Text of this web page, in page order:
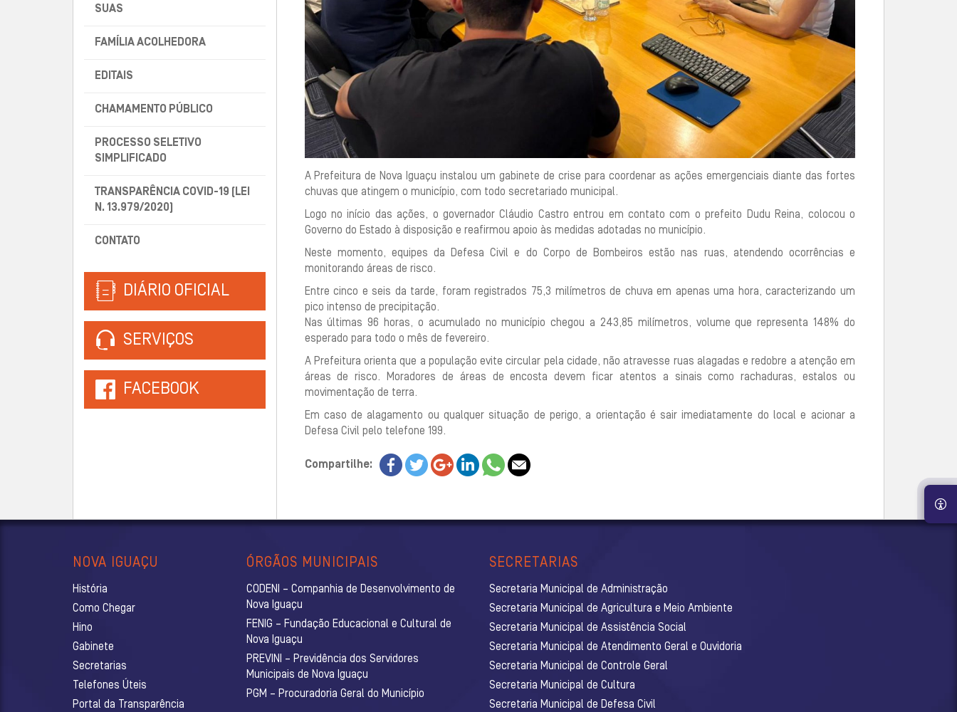
SUAS
FAMÍLIA ACOLHEDORA
EDITAIS
CHAMAMENTO PÚBLICO
PROCESSO SELETIVO
SIMPLIFICADO
TRANSPARÊNCIA COVID-19 (LEI
N. 13.979/2020)
CONTATO
DIÁRIO OFICIAL
SERVIÇOS
FACEBOOK
A Prefeitura de Nova Iguaçu instalou um gabinete de crise para coordenar as ações emergenciais diante das fortes
chuvas que atingem o município, com todo secretariado municipal.
Logo no início das ações, o governador Cláudio Castro entrou em contato com o prefeito Dudu Reina, colocou o
Governo do Estado à disposição e reafirmou apoio às medidas adotadas no município.
Neste momento, equipes da Defesa Civil e do Corpo de Bombeiros estão nas ruas, atendendo ocorrências e
monitorando áreas de risco.
Entre cinco e seis da tarde, foram registrados 75,3 milímetros de chuva em apenas uma hora, caracterizando um
pico intenso de precipitação.
Nas últimas 96 horas, o acumulado no município chegou a 243,85 milímetros, volume que representa 148% do
esperado para todo o mês de fevereiro.
A Prefeitura orienta que a população evite circular pela cidade, não atravesse ruas alagadas e redobre a atenção em
áreas de risco. Moradores de áreas de encosta devem ficar atentos a sinais como rachaduras, estalos ou
movimentação de terra.
Em caso de alagamento ou qualquer situação de perigo, a orientação é sair imediatamente do local e acionar a
Defesa Civil pelo telefone 199.
Compartilhe:
NOVA IGUAÇU
História
Como Chegar
Hino
Gabinete
Secretarias
Telefones Úteis
Portal da Transparência
ÓRGÃOS MUNICIPAIS
CODENI – Companhia de Desenvolvimento de
Nova Iguaçu
FENIG – Fundação Educacional e Cultural de
Nova Iguaçu
PREVINI – Previdência dos Servidores
Municipais de Nova Iguaçu
PGM – Procuradoria Geral do Município
SECRETARIAS
Secretaria Municipal de Administração
Secretaria Municipal de Agricultura e Meio Ambiente
Secretaria Municipal de Assistência Social
Secretaria Municipal de Atendimento Geral e Ouvidoria
Secretaria Municipal de Controle Geral
Secretaria Municipal de Cultura
Secretaria Municipal de Defesa Civil